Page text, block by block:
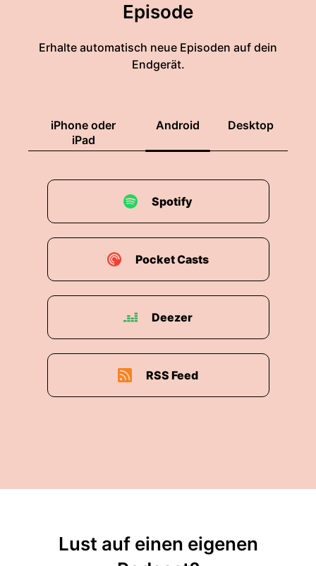
Episode
Erhalte automatisch neue Episoden auf dein
Endgerät.
iPhone oder
iPad
Android Desktop
Spotify
Pocket Casts
Deezer
RSS Feed
Lust auf einen eigenen